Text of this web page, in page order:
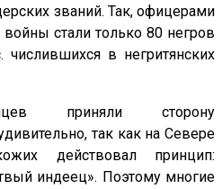
званий. Так, офицерами
стали только 80 негров
в негритянских
приняли сторону
так как на Севере
действовал принцип:
индеец». Поэтому многие